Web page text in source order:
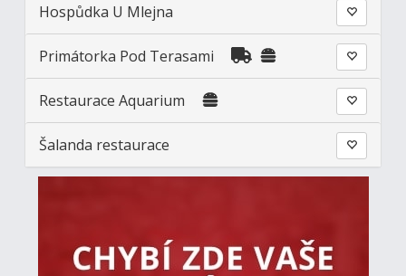
Hospůdka U Mlejna
Primátorka Pod Terasami
Restaurace Aquarium
Šalanda restaurace